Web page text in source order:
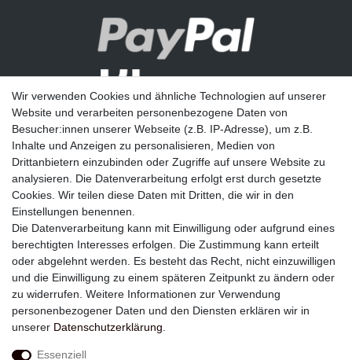
Newsletter
E-MAIL **
Einwilligung kann ich jederzeit widerrufen.**
Abonnieren
Wir verwenden Cookies und ähnliche Technologien auf unserer
Website und verarbeiten personenbezogene Daten von
Besucher:innen unserer Webseite (z.B. IP-Adresse), um z.B.
Inhalte und Anzeigen zu personalisieren, Medien von
Drittanbietern einzubinden oder Zugriffe auf unsere Website zu
analysieren. Die Datenverarbeitung erfolgt erst durch gesetzte
Cookies. Wir teilen diese Daten mit Dritten, die wir in den
Einstellungen benennen.
Die Datenverarbeitung kann mit Einwilligung oder aufgrund eines
berechtigten Interesses erfolgen. Die Zustimmung kann erteilt
oder abgelehnt werden. Es besteht das Recht, nicht einzuwilligen
und die Einwilligung zu einem späteren Zeitpunkt zu ändern oder
zu widerrufen. Weitere Informationen zur Verwendung
personenbezogener Daten und den Diensten erklären wir in
unserer Daten­schutz­erklärung
Essenziell